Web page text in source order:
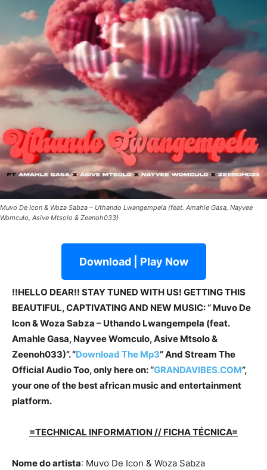
Muvo De Icon & Woza Sabza – Uthando Lwangempela (feat. Amahle Gasa, Nayvee
Womculo, Asive Mtsolo & Zeenoh033)
Download | Play Now
!!HELLO DEAR!! STAY TUNED WITH US! GETTING THIS
BEAUTIFUL, CAPTIVATING AND NEW MUSIC: “ Muvo De
Icon & Woza Sabza – Uthando Lwangempela (feat.
Amahle Gasa, Nayvee Womculo, Asive Mtsolo &
Zeenoh033)”. “Download The Mp3”And Stream The
Official Audio Too, only here on: “GRANDAVIBES.COM”,
your one of the best african music and entertainment
platform.
=TECHNICAL INFORMATION // FICHA TÉCNICA=
Nome do artista: Muvo De Icon & Woza Sabza